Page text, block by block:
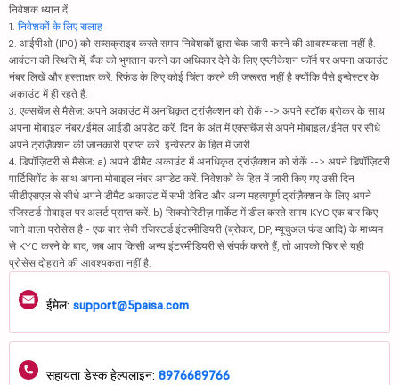
निवेशक ध्यान दें
1. निवेशकों के लिए सलाह
2. आईपीओ (IPO) को सब्सक्राइब करते समय निवेशकों द्वारा चेक जारी करने की आवश्यकता नहीं है.
आवंटन की स्थिति में, बैंक को भुगतान करने का अधिकार देने के लिए एप्लीकेशन फॉर्म पर अपना अकाउंट
नंबर लिखें और हस्ताक्षर करें. रिफंड के लिए कोई चिंता करने की जरूरत नहीं है क्योंकि पैसे इन्वेस्टर के
अकाउंट में ही रहते हैं.
3. एक्सचेंज से मैसेज: अपने अकाउंट में अनधिकृत ट्रांज़ैक्शन को रोकें --> अपने स्टॉक ब्रोकर के साथ
अपना मोबाइल नंबर/ईमेल आईडी अपडेट करें. दिन के अंत में एक्सचेंज से अपने मोबाइल/ईमेल पर सीधे
अपने ट्रांज़ैक्शन की जानकारी प्राप्त करें. इन्वेस्टर के हित में जारी.
4. डिपॉज़िटरी से मैसेज: a) अपने डीमैट अकाउंट में अनधिकृत ट्रांज़ैक्शन को रोकें --> अपने डिपॉज़िटरी
पार्टिसिपेंट के साथ अपना मोबाइल नंबर अपडेट करें. निवेशकों के हित में जारी किए गए उसी दिन
सीडीएसएल से सीधे अपने डीमैट अकाउंट में सभी डेबिट और अन्य महत्वपूर्ण ट्रांज़ैक्शन के लिए अपने
रजिस्टर्ड मोबाइल पर अलर्ट प्राप्त करें. b) सिक्योरिटीज़ मार्केट में डील करते समय KYC एक बार किए
जाने वाला प्रोसेस है - एक बार सेबी रजिस्टर्ड इंटरमीडियरी (ब्रोकर, DP, म्यूचुअल फंड आदि) के माध्यम
से KYC करने के बाद, जब आप किसी अन्य इंटरमीडियरी से संपर्क करते हैं, तो आपको फिर से यही
प्रोसेस दोहराने की आवश्यकता नहीं है.
ईमेल: support@5paisa.com
सहायता डेस्क हेल्पलाइन: 8976689766